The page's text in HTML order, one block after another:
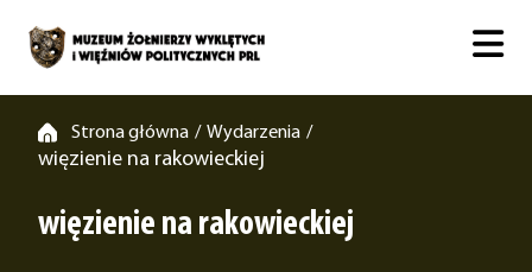
Strona główna / Wydarzenia /
więzienie na rakowieckiej
więzienie na rakowieckiej